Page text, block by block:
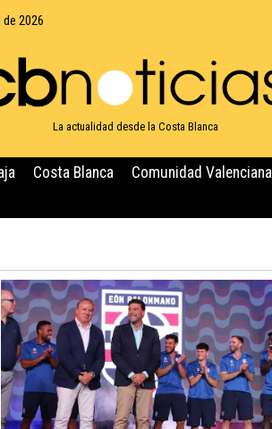
2026
La actualidad desde la Costa Blanca
Costa Blanca Comunidad Valenciana